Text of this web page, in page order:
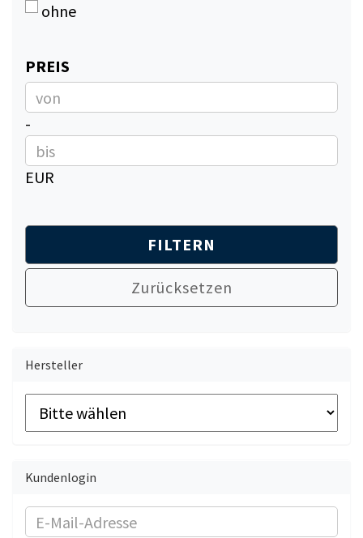
ohne
PREIS
PREIS
Preis bis
-
EUR
FILTERN
Zurücksetzen
Hersteller
Kundenlogin
E-